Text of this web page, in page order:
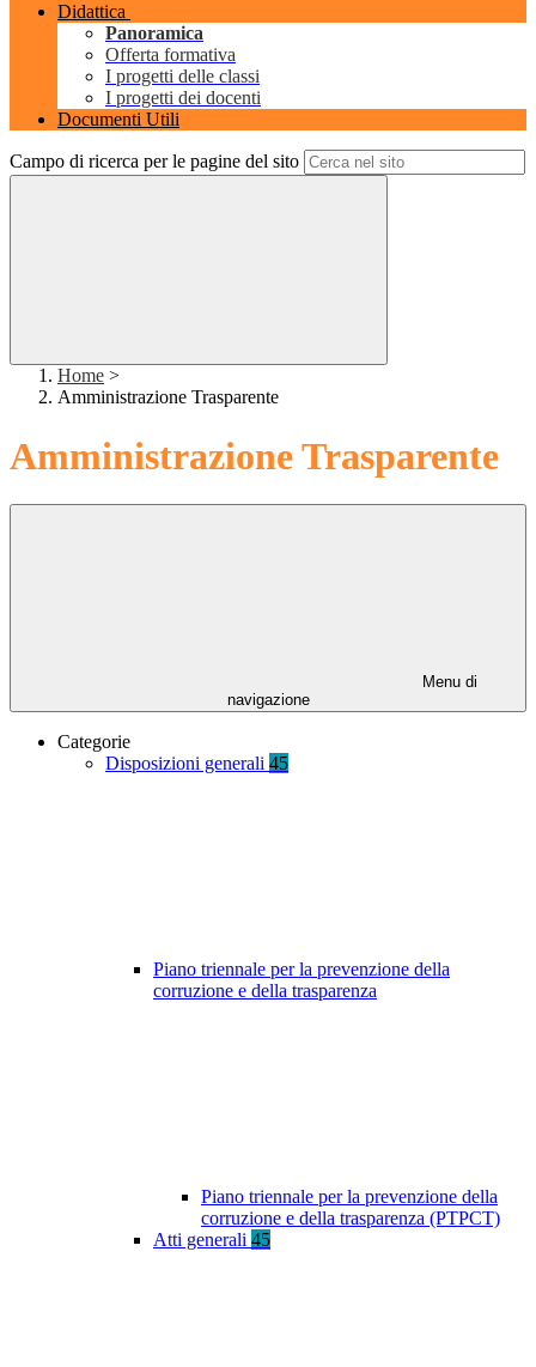
Didattica
Panoramica
Offerta formativa
I progetti delle classi
I progetti dei docenti
Documenti Utili
Campo di ricerca per le pagine del sito
Home >
Amministrazione Trasparente
Amministrazione Trasparente
Menu di
navigazione
Categorie
Disposizioni generali 45
Piano triennale per la prevenzione della
corruzione e della trasparenza
Piano triennale per la prevenzione della
corruzione e della trasparenza (PTPCT)
Atti generali 45